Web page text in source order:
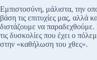
Εμπιστοσύνη, μάλιστα, την
βάση τις επιτυχίες μας, αλλά
διστάζουμε να
τις δυσκολίες που έχει ο
στην «καθήλωση του χθες».